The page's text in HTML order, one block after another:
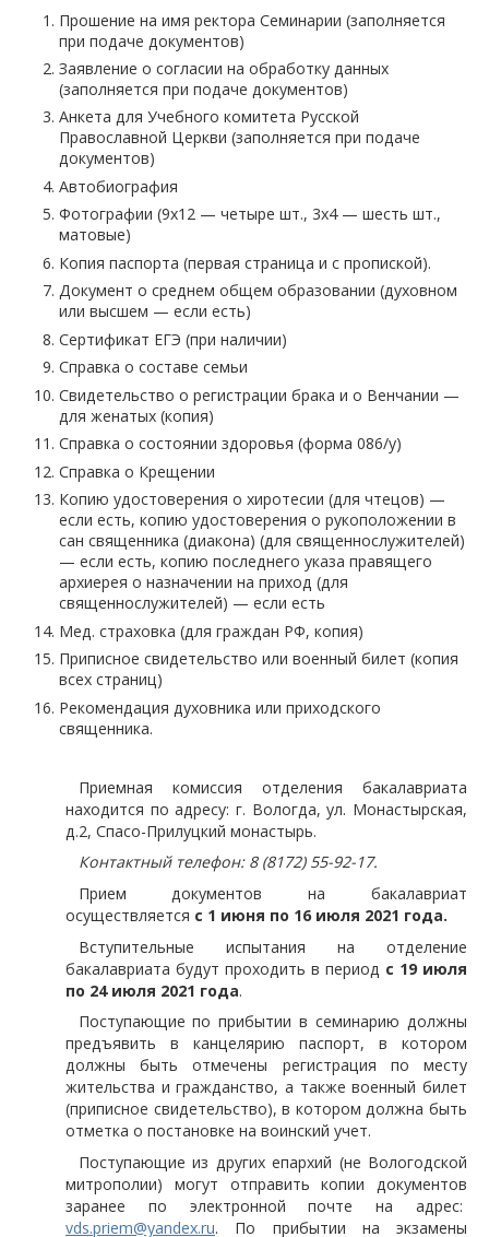
Прошение на имя ректора Семинарии (заполняется
при подаче документов)
Заявление о согласии на обработку данных
(заполняется при подаче документов)
Анкета для Учебного комитета Русской
Православной Церкви (заполняется при подаче
документов)
Автобиография
Фотографии (9х12 — четыре шт., 3х4 — шесть шт.,
матовые)
Копия паспорта (первая страница и с пропиской).
Документ о среднем общем образовании (духовном
или высшем — если есть)
Сертификат ЕГЭ (при наличии)
Справка о составе семьи
Свидетельство о регистрации брака и о Венчании —
для женатых (копия)
Справка о состоянии здоровья (форма 086/у)
Справка о Крещении
Копию удостоверения о хиротесии (для чтецов) —
если есть, копию удостоверения о рукоположении в
сан священника (диакона) (для священнослужителей)
— если есть, копию последнего указа правящего
архиерея о назначении на приход (для
священнослужителей) — если есть
Мед. страховка (для граждан РФ, копия)
Приписное свидетельство или военный билет (копия
всех страниц)
Рекомендация духовника или приходского
священника.
Приемная комиссия отделения бакалавриата
находится по адресу: г. Вологда, ул. Монастырская,
д.2, Спасо-Прилуцкий монастырь.
Контактный телефон: 8 (8172) 55-92-17.
Прием документов на бакалавриат
осуществляется с 1 июня по 16 июля 2021 года.
Вступительные испытания на отделение
бакалавриата будут проходить в период с 19 июля
по 24 июля 2021 года.
Поступающие по прибытии в семинарию должны
предъявить в канцелярию паспорт, в котором
должны быть отмечены регистрация по месту
жительства и гражданство, а также военный билет
(приписное свидетельство), в котором должна быть
отметка о постановке на воинский учет.
Поступающие из других епархий (не Вологодской
митрополии) могут отправить копии документов
заранее по электронной почте на адрес:
vds.priem@yandex.ru. По прибытии на экзамены